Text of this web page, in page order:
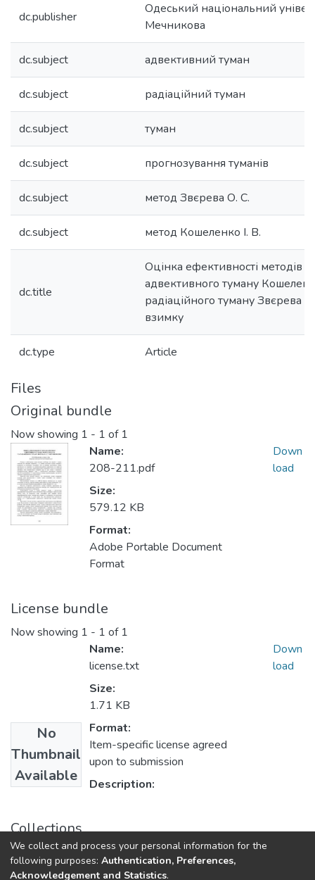
dc.publisher
Одеський національний
Мечникова
dc.subject адвективний туман
dc.subject радіаційний туман
dc.subject туман
dc.subject прогнозування туманів
dc.subject метод Звєрева О. С.
dc.subject метод Кошеленко І. В.
dc.title
Оцінка ефективності методів
адвективного туману
радіаційного туману Звєрева
взимку
dc.type Article
Files
Original bundle
Now showing 1 - 1 of 1
Name:
208-211.pdf
Size:
579.12 KB
Format:
Adobe Portable Document
Format
Down
load
License bundle
Now showing 1 - 1 of 1
No
Thumbnail
Available
Name:
license.txt
Size:
1.71 KB
Format:
Item-specific license agreed
upon to submission
Description:
Down
load
Collections
Статті та доповіді ФГЕ
We collect and process your personal information for the
following purposes: Authentication, Preferences,
Acknowledgement and Statistics.